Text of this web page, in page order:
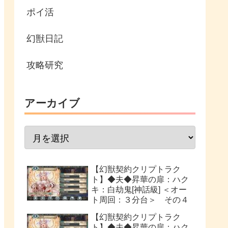
ポイ活
幻獣日記
攻略研究
アーカイブ
【幻獣契約クリプトラク
ト】◆夫◆昇華の扉：ハク
キ：白劫鬼[神話級] ＜オー
ト周回：３分台＞ その４
【幻獣契約クリプトラク